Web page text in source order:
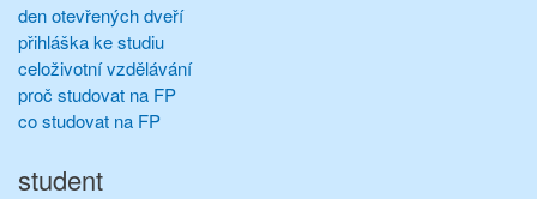
den otevřených dveří
přihláška ke studiu
celoživotní vzdělávání
proč studovat na FP
co studovat na FP
student